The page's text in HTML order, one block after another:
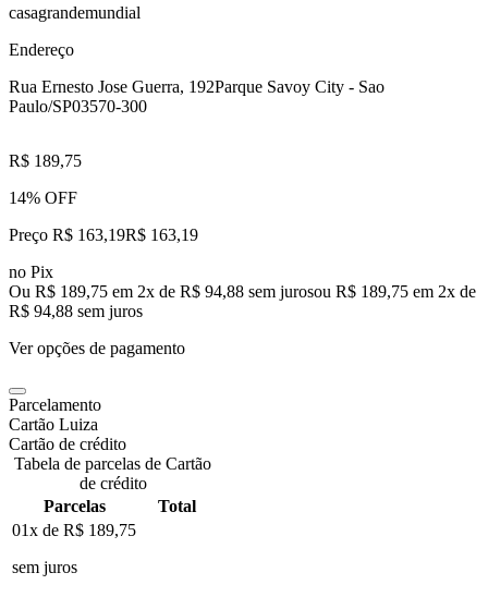
casagrandemundial
Endereço
Rua Ernesto Jose Guerra, 192Parque Savoy City - Sao
Paulo/SP03570-300
R$ 189,75
14% OFF
Preço R$ 163,19R$ 163,19
no Pix
Ou R$ 189,75 em 2x de R$ 94,88 sem jurosou R$ 189,75 em 2x de
R$ 94,88 sem juros
Ver opções de pagamento
Parcelamento
Cartão Luiza
Cartão de crédito
Tabela de parcelas de Cartão
de crédito
Parcelas
Total
01x de R$ 189,75
sem juros